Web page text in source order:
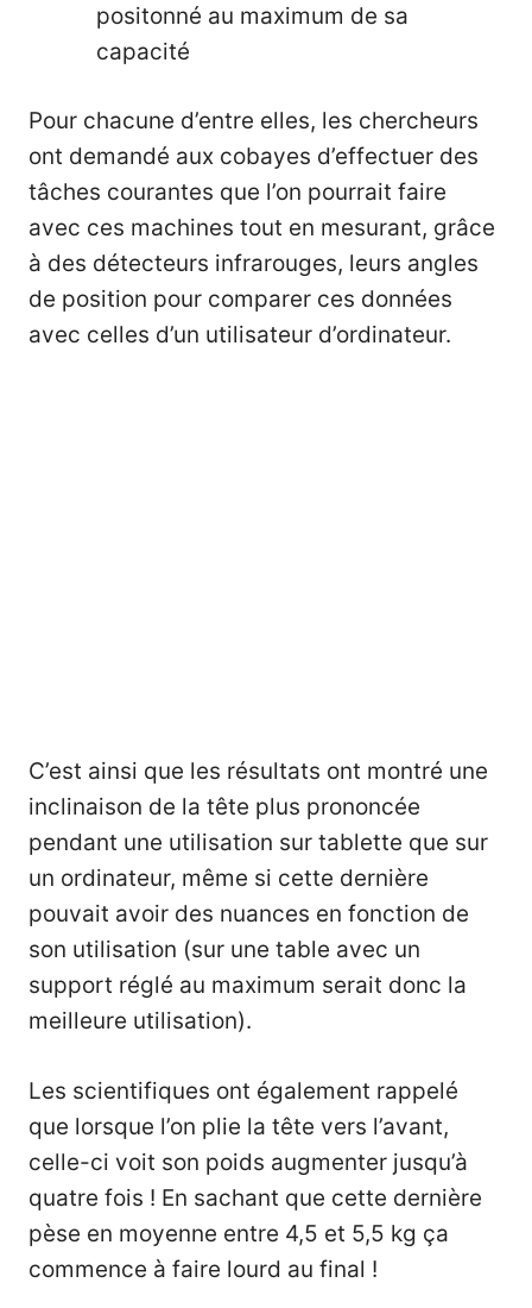
positonné au maximum de sa
capacité
Pour chacune d’entre elles, les chercheurs
ont demandé aux cobayes d’effectuer des
tâches courantes que l’on pourrait faire
avec ces machines tout en mesurant, grâce
à des détecteurs infrarouges, leurs angles
de position pour comparer ces données
avec celles d’un utilisateur d’ordinateur.
C’est ainsi que les résultats ont montré une
inclinaison de la tête plus prononcée
pendant une utilisation sur tablette que sur
un ordinateur, même si cette dernière
pouvait avoir des nuances en fonction de
son utilisation (sur une table avec un
support réglé au maximum serait donc la
meilleure utilisation).
Les scientifiques ont également rappelé
que lorsque l’on plie la tête vers l’avant,
celle-ci voit son poids augmenter jusqu’à
quatre fois ! En sachant que cette dernière
pèse en moyenne entre 4,5 et 5,5 kg ça
commence à faire lourd au final !